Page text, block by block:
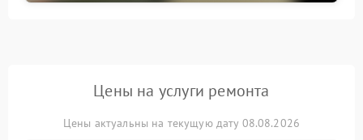
Цены на услуги ремонта
Цены актуальны на текущую дату 08.08.2026